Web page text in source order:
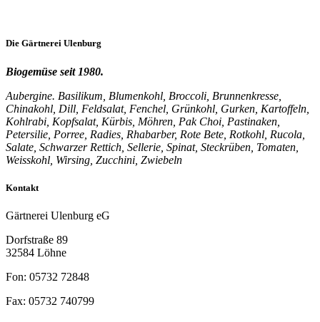
Die Gärtnerei Ulenburg
Biogemüse seit 1980.
Aubergine. Basilikum, Blumenkohl, Broccoli, Brunnenkresse,
Chinakohl, Dill, Feldsalat, Fenchel, Grünkohl, Gurken, Kartoffeln,
Kohlrabi, Kopfsalat, Kürbis, Möhren, Pak Choi, Pastinaken,
Petersilie, Porree, Radies, Rhabarber, Rote Bete, Rotkohl, Rucola,
Salate, Schwarzer Rettich, Sellerie, Spinat, Steckrüben, Tomaten,
Weisskohl, Wirsing, Zucchini, Zwiebeln
Kontakt
Gärtnerei Ulenburg eG
Dorfstraße 89
32584 Löhne
Fon: 05732 72848
Fax: 05732 740799